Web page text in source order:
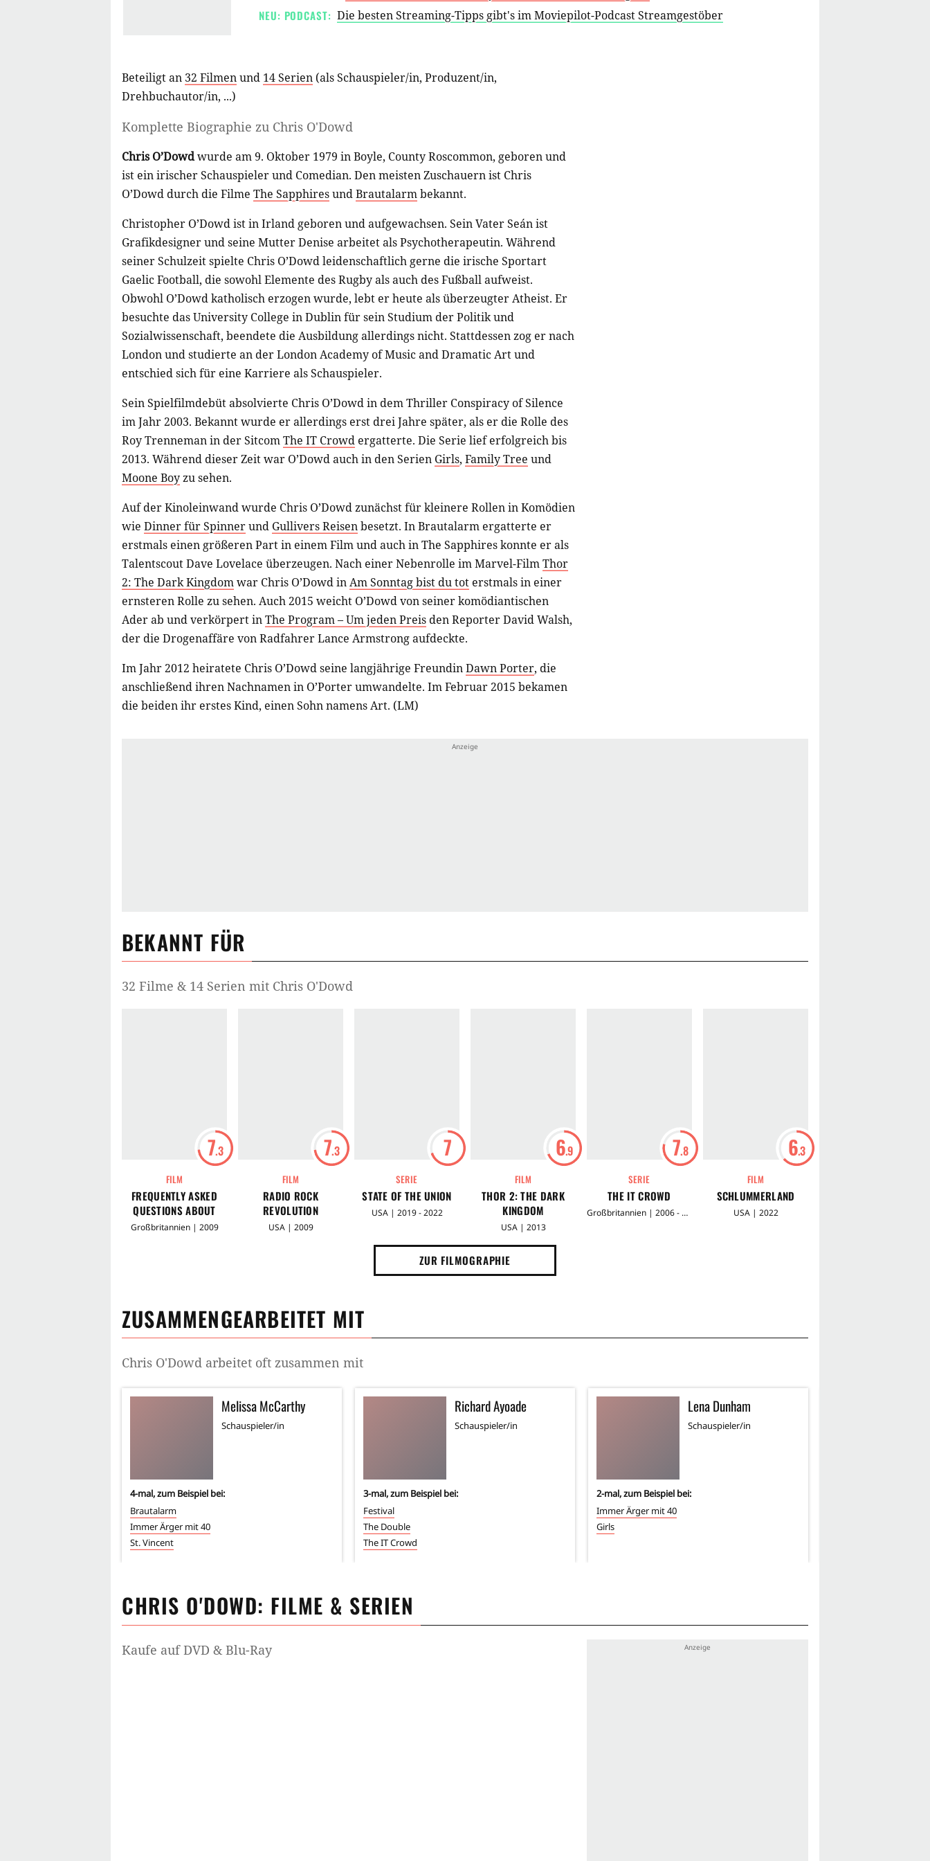
NEU: PODCAST: Die besten Streaming-Tipps gibt's im Moviepilot-Podcast Streamgestöber
Beteiligt an 32 Filmenund 14 Serien (alsSchauspieler/in, Produzent/in,
Drehbuchautor/in, ...)
Komplette Biographie zu Chris O'Dowd
Chris O’Dowdwurde am 9. Oktober 1979 in Boyle, County Roscommon, geboren und
ist ein irischer Schauspieler und Comedian. Den meisten Zuschauern ist Chris
O’Dowd durch die Filme The SapphiresundBrautalarmbekannt.
Christopher O’Dowd ist in Irland geboren und aufgewachsen. Sein Vater Seán ist
Grafikdesigner und seine Mutter Denise arbeitet als Psychotherapeutin. Während
seiner Schulzeit spielte Chris O’Dowd leidenschaftlich gerne die irische Sportart
Gaelic Football, die sowohl Elemente des Rugby als auch des Fußball aufweist.
Obwohl O’Dowd katholisch erzogen wurde, lebt er heute als überzeugter Atheist. Er
besuchte das University College in Dublin für sein Studium der Politik und
Sozialwissenschaft, beendete die Ausbildung allerdings nicht. Stattdessen zog er nach
London und studierte an der London Academy of Music and Dramatic Art und
entschied sich für eine Karriere als Schauspieler.
Sein Spielfilmdebüt absolvierte Chris O’Dowd in dem Thriller Conspiracy of Silence
im Jahr 2003. Bekannt wurde er allerdings erst drei Jahre später, als er die Rolle des
Roy Trenneman in der SitcomThe IT Crowd ergatterte. Die Serie lief erfolgreich bis
2013. Während dieser Zeit war O’Dowd auch in den Serien Girls, Family Tree und
Moone Boyzu sehen.
Auf der Kinoleinwand wurde Chris O’Dowd zunächst für kleinere Rollen in Komödien
wie Dinner für Spinnerund Gullivers Reisenbesetzt. In Brautalarm ergatterte er
erstmals einen größeren Part in einem Film und auch in The Sapphires konnte er als
Talentscout Dave Lovelace überzeugen. Nach einer Nebenrolle im Marvel-FilmThor
2: The Dark Kingdomwar Chris O’Dowd inAm Sonntag bist du tot erstmals in einer
ernsteren Rolle zu sehen. Auch 2015 weicht O’Dowd von seiner komödiantischen
Ader ab und verkörpert inThe Program – Um jeden Preis den Reporter David Walsh,
der die Drogenaffäre von Radfahrer Lance Armstrong aufdeckte.
Im Jahr 2012 heiratete Chris O’Dowd seine langjährige FreundinDawn Porter, die
anschließend ihren Nachnamen in O’Porter umwandelte. Im Februar 2015 bekamen
die beiden ihr erstes Kind, einen Sohn namens Art. (LM)
BEKANNT FÜR
32 Filme & 14 Serien mit Chris O'Dowd
7.3
FILM
FREQUENTLY ASKED
QUESTIONS ABOUT
TIME TRAVEL
Großbritannien | 2009
7.3
FILM
RADIO ROCK
REVOLUTION
USA | 2009
7
SERIE
STATE OF THE UNION
USA | 2019 - 2022
6.9
FILM
THOR 2: THE DARK
KINGDOM
USA | 2013
7.8
SERIE
THE IT CROWD
Großbritannien | 2006 - 2010
6.3
FILM
SCHLUMMERLAND
USA | 2022
ZUR FILMOGRAPHIE
ZUSAMMENGEARBEITET MIT
Chris O'Dowd arbeitet oft zusammen mit
Melissa McCarthy
Schauspieler/in
4-mal, zum Beispiel bei:
Brautalarm
Immer Ärger mit 40
St. Vincent
Richard Ayoade
Schauspieler/in
3-mal, zum Beispiel bei:
Festival
The Double
The IT Crowd
Lena Dunham
Schauspieler/in
2-mal, zum Beispiel bei:
Immer Ärger mit 40
Girls
CHRIS O'DOWD: FILME & SERIEN
Kaufe auf DVD & Blu-Ray